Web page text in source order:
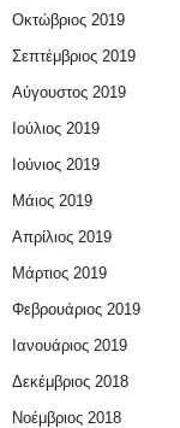
Οκτώβριος 2019
Σεπτέμβριος 2019
Αύγουστος 2019
Ιούλιος 2019
Ιούνιος 2019
Μάιος 2019
Απρίλιος 2019
Μάρτιος 2019
Φεβρουάριος 2019
Ιανουάριος 2019
Δεκέμβριος 2018
Νοέμβριος 2018